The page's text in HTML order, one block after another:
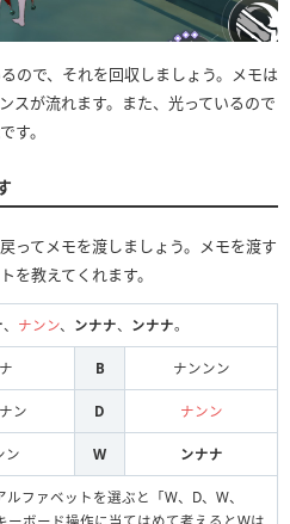
ので、それを回収しましょう。メモは
スが流れます。また、光っているので
す。
ってメモを渡しましょう。メモを渡す
を教えてくれます。
、 ナンン、 ンナナ、 ンナナ。
B ナンンン
ン D ナンン
ン W ンナナ
ファベットを選ぶと「W、D、W、